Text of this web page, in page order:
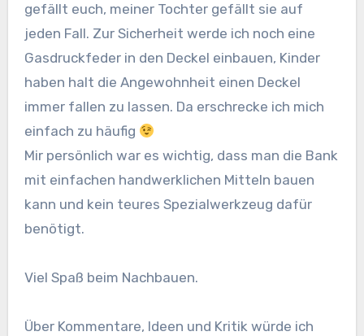
gefällt euch, meiner Tochter gefällt sie auf
jeden Fall. Zur Sicherheit werde ich noch eine
Gasdruckfeder in den Deckel einbauen, Kinder
haben halt die Angewohnheit einen Deckel
immer fallen zu lassen. Da erschrecke ich mich
einfach zu häufig
Mir persönlich war es wichtig, dass man die Bank
mit einfachen handwerklichen Mitteln bauen
kann und kein teures Spezialwerkzeug dafür
benötigt.
Viel Spaß beim Nachbauen.
Über Kommentare, Ideen und Kritik würde ich